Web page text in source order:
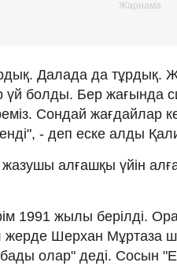
Далада да тұрдық.
үй болды. Бер жағында
Сондай
- деп еске алды
алғашқы үйін
1991 жылы берілді.
Шерхан Мұртаза
олар" деді. Сосын